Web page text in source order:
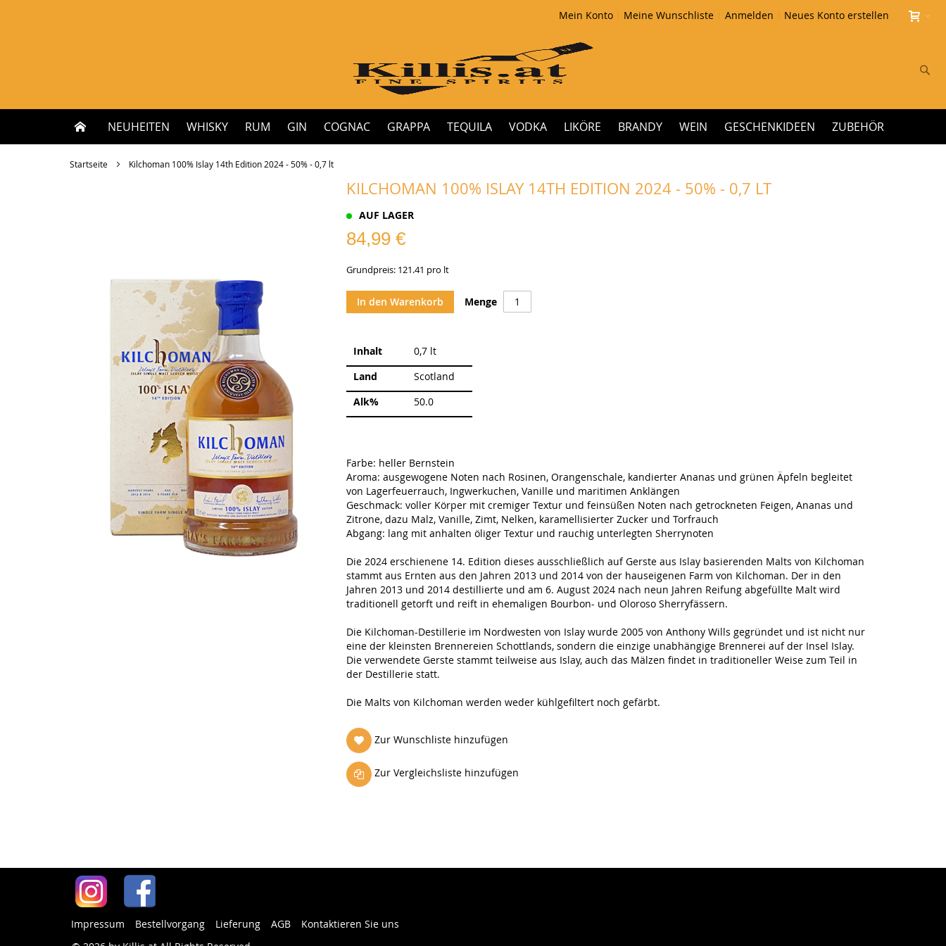
Mein Konto Meine Wunschliste Anmelden Neues Konto erstellen
NEUHEITEN WHISKY RUM GIN COGNAC GRAPPA TEQUILA VODKA LIKÖRE BRANDY WEIN GESCHENKIDEEN ZUBEHÖR
Startseite Kilchoman 100% Islay 14th Edition 2024 - 50% - 0,7 lt
KILCHOMAN 100% ISLAY 14TH EDITION 2024 - 50% - 0,7 LT
AUF LAGER
84,99 €
Grundpreis: 121.41 pro lt
Menge
In den Warenkorb
Weitere
Inhalt
0,7 lt
Land
Scotland
Alk%
50.0
Farbe: heller Bernstein
Aroma: ausgewogene Noten nach Rosinen, Orangenschale, kandierter Ananas und grünen Äpfeln begleitet
von Lagerfeuerrauch, Ingwerkuchen, Vanille und maritimen Anklängen
Geschmack: voller Körper mit cremiger Textur und feinsüßen Noten nach getrockneten Feigen, Ananas und
Zitrone, dazu Malz, Vanille, Zimt, Nelken, karamellisierter Zucker und Torfrauch
Abgang: lang mit anhalten öliger Textur und rauchig unterlegten Sherrynoten
Die 2024 erschienene 14. Edition dieses ausschließlich auf Gerste aus Islay basierenden Malts von Kilchoman
stammt aus Ernten aus den Jahren 2013 und 2014 von der hauseigenen Farm von Kilchoman. Der in den
Jahren 2013 und 2014 destillierte und am 6. August 2024 nach neun Jahren Reifung abgefüllte Malt wird
traditionell getorft und reift in ehemaligen Bourbon- und Oloroso Sherryfässern.
Die Kilchoman-Destillerie im Nordwesten von Islay wurde 2005 von Anthony Wills gegründet und ist nicht nur
eine der kleinsten Brennereien Schottlands, sondern die einzige unabhängige Brennerei auf der Insel Islay.
Die verwendete Gerste stammt teilweise aus Islay, auch das Mälzen findet in traditioneller Weise zum Teil in
der Destillerie statt.
Die Malts von Kilchoman werden weder kühlgefiltert noch gefärbt.
Zur Wunschliste hinzufügen
Zur Vergleichsliste hinzufügen
Impressum Bestellvorgang Lieferung AGB
Kontaktieren Sie uns